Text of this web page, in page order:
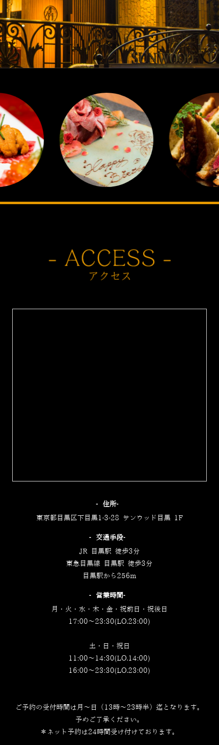
‐住所‐
東京都目黒区下目黒1-3-28 サンウッド目黒 1F
‐交通手段‐
JR 目黒駅 徒歩3分
東急目黒線 目黒駅 徒歩3分
目黒駅から256m
‐営業時間‐
月・火・水・木・金・祝前日・祝後日
17:00～23:30(LO.23:00)
土・日・祝日
11:00～14:30(LO.14:00)
16:00～23:30(LO.23:00)
ご予約の受付時間は月～日（13時～23時半）迄となります。
予めご了承ください。
＊ネット予約は24時間受け付けております。